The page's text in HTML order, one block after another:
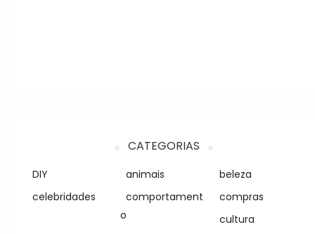
CATEGORIAS
DIY animais
beleza
celebridades
comportament
o
compras
cultura